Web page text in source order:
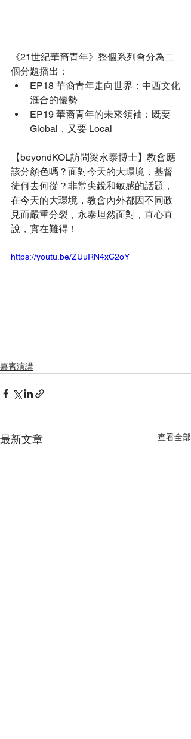
《21世紀華裔青年》整個系列會分為二
個分題播出：
EP18 華裔青年走向世界：中西文化
滙合的優勢
EP19 華裔青年的未來領袖：既要
Global，又要 Local
【beyondKOL訪問梁永泰博士】教會應
該分顏色嗎？面對今天的大環境，基督
徒何去何從？非常尖銳和敏感的話題，
在今天的大環境，教會內外都因不同政
見而嚴重分裂，永泰坦然面對，直心直
說，實在難得！
https://youtu.be/ZUuRN4xC2oY
嘉賓演講
最新文章 查看全部